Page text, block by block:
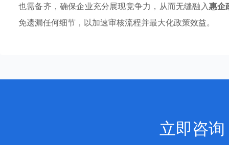
也需备齐，确保企业充分展现竞争力，从而无缝融入惠企
免遗漏任何细节，以加速审核流程并最大化政策效益。
立即咨